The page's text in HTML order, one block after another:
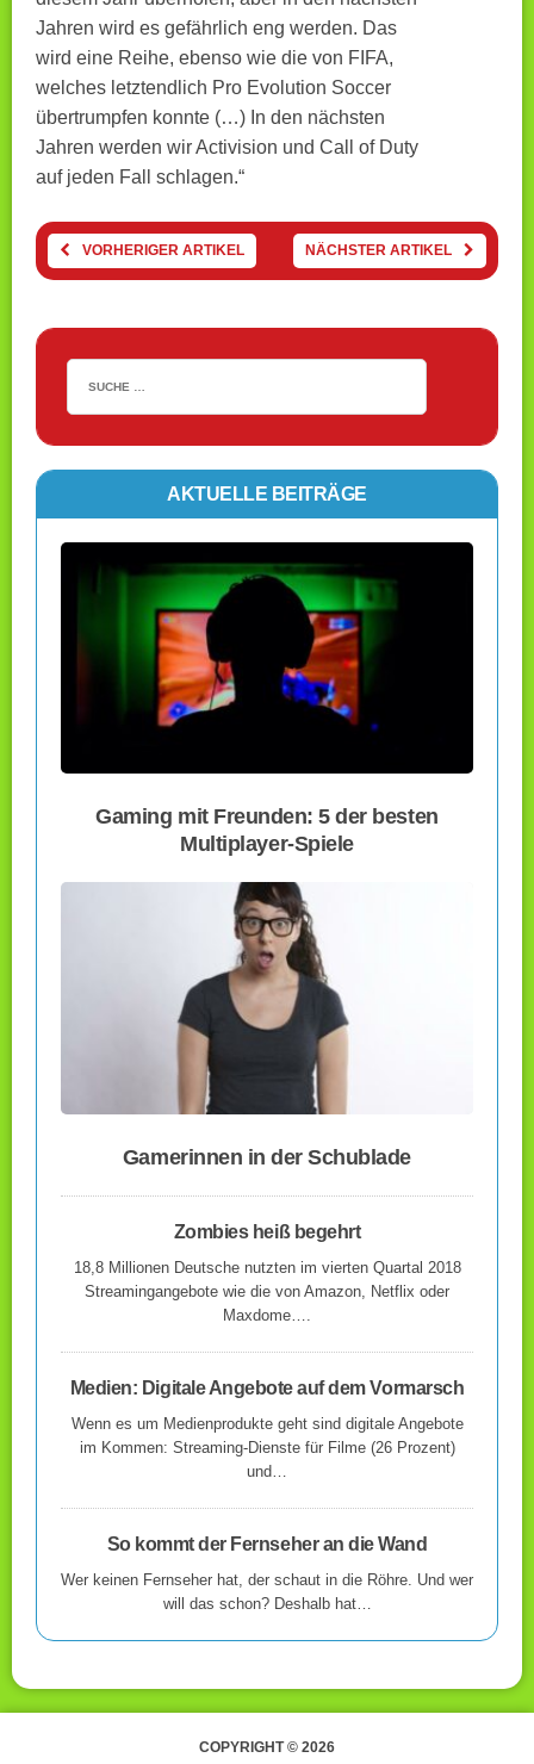
Jahren wird es gefährlich eng werden. Das
wird eine Reihe, ebenso wie die von FIFA,
welches letztendlich Pro Evolution Soccer
übertrumpfen konnte (…) In den nächsten
Jahren werden wir Activision und Call of Duty
auf jeden Fall schlagen.“
VORHERIGER ARTIKEL NÄCHSTER ARTIKEL
AKTUELLE BEITRÄGE
Gaming mit Freunden: 5 der besten
Multiplayer-Spiele
Gamerinnen in der Schublade
Zombies heiß begehrt
18,8 Millionen Deutsche nutzten im vierten Quartal 2018
Streamingangebote wie die von Amazon, Netflix oder
Maxdome….
Medien: Digitale Angebote auf dem Vormarsch
Wenn es um Medienprodukte geht sind digitale Angebote
im Kommen: Streaming-Dienste für Filme (26 Prozent)
und…
So kommt der Fernseher an die Wand
Wer keinen Fernseher hat, der schaut in die Röhre. Und wer
will das schon? Deshalb hat…
COPYRIGHT © 2026